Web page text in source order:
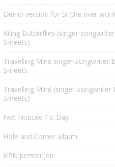
Demo version for Si (the river
Kiling Butterflies (singer-
Smeets)
Travelling Mind singer-songwriter
Smeets
Travelling Mind (singer-songwriter
Smeets)
Not Noticed To-Day
Hole and Corner album
KPN persterijen